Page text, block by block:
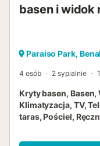
basen i widok
Paraiso Park,
4 osób 2 sypialnie
Kryty basen,
Klimatyzacja, TV,
taras, Pościel,